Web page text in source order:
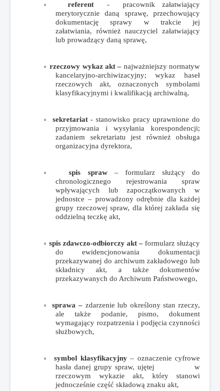
◦ referent
- pracownik załatwiający
merytorycznie daną sprawę, przechowujący
dokumentację sprawy w trakcie jej
załatwiania, również nauczyciel załatwiający
lub prowadzący daną sprawę,
◦ rzeczowy wykaz akt – najważniejszy normatyw
kancelaryjno-archiwizacyjny; wykaz haseł
rzeczowych akt, oznaczonych symbolami
klasyfikacyjnymi i kwalifikacją archiwalną,
◦ sekretariat- stanowisko pracy uprawnione do
przyjmowania i wysyłania korespondencji;
zadaniem sekretariatu jest również obsługa
organizacyjna dyrektora,
◦ spis spraw– formularz służący do
chronologicznego rejestrowania spraw
wpływających lub zapoczątkowanych w
jednostce – prowadzony odrębnie dla każdej
grupy rzeczowej spraw, dla której zakłada się
oddzielną teczkę akt,
◦ spis zdawczo-odbiorczy akt – formularz służący
do ewidencjonowania dokumentacji
przekazywanej do archiwum zakładowego lub
składnicy akt, a także dokumentów
przekazywanych do Archiwum Państwowego,
◦ sprawa – zdarzenie lub określony stan rzeczy,
ale także podanie, pismo, dokument
wymagający rozpatrzenia i podjęcia czynności
służbowych,
◦ symbol klasyfikacyjny– oznaczenie cyfrowe
hasła danej grupy spraw, ujętej w
rzeczowym wykazie akt, który stanowi
jednocześnie część składową znaku akt,